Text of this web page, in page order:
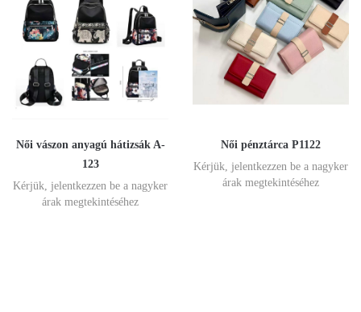
Női vászon anyagú hátizsák A-
123
Kérjük, jelentkezzen be a nagyker
árak megtekintéséhez
Női pénztárca P1122
Kérjük, jelentkezzen be a nagyker
árak megtekintéséhez